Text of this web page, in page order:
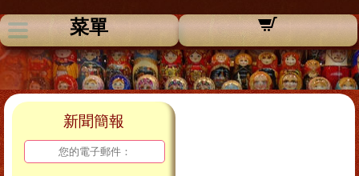
菜單
新聞簡報